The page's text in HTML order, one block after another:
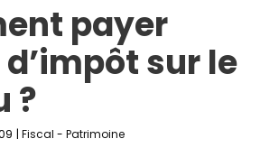
payer
sur le
?
| Fiscal - Patrimoine